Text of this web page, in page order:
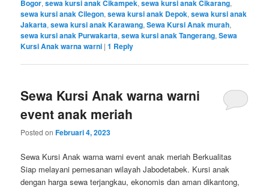
Bogor,sewa kursi anak Cikampek,sewa kursi anak Cikarang,
sewa kursi anak Cilegon,sewa kursi anak Depok,sewa kursi anak
Jakarta,sewa kursi anak Karawang,Sewa Kursi Anak murah,
sewa kursi anak Purwakarta,sewa kursi anak Tangerang,Sewa
Kursi Anak warna warni |1 Reply
Sewa Kursi Anak warna warni
event anak meriah
Posted onFebruari 4, 2023
Sewa Kursi Anak warna warni event anak meriah Berkualitas
Siap melayani pemesanan wilayah Jabodetabek. Kursi anak
dengan harga sewa terjangkau, ekonomis dan aman dikantong,